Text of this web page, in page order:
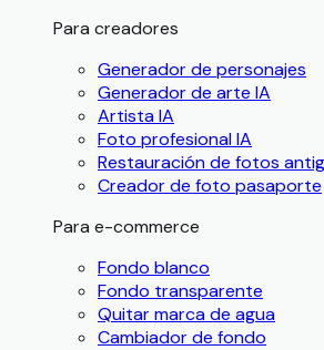
Para creadores
Generador de personajes
Generador de arte IA
Artista IA
Foto profesional IA
Restauración de fotos
Creador de foto pasaporte
Para e-commerce
Fondo blanco
Fondo transparente
Quitar marca de agua
Cambiador de fondo